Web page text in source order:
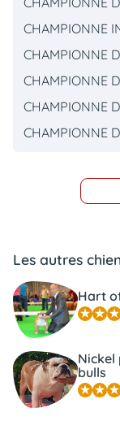
CHAMPIONNE
CHAMPIONNE
CHAMPIONNE
CHAMPIONNE
CHAMPIONNE
Les autres
Hart
Nickel
bulls